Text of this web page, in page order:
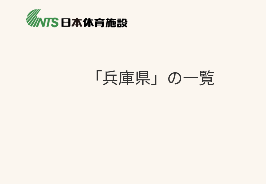
製品別カテゴリー
一覧を見る
「兵庫県」の一覧